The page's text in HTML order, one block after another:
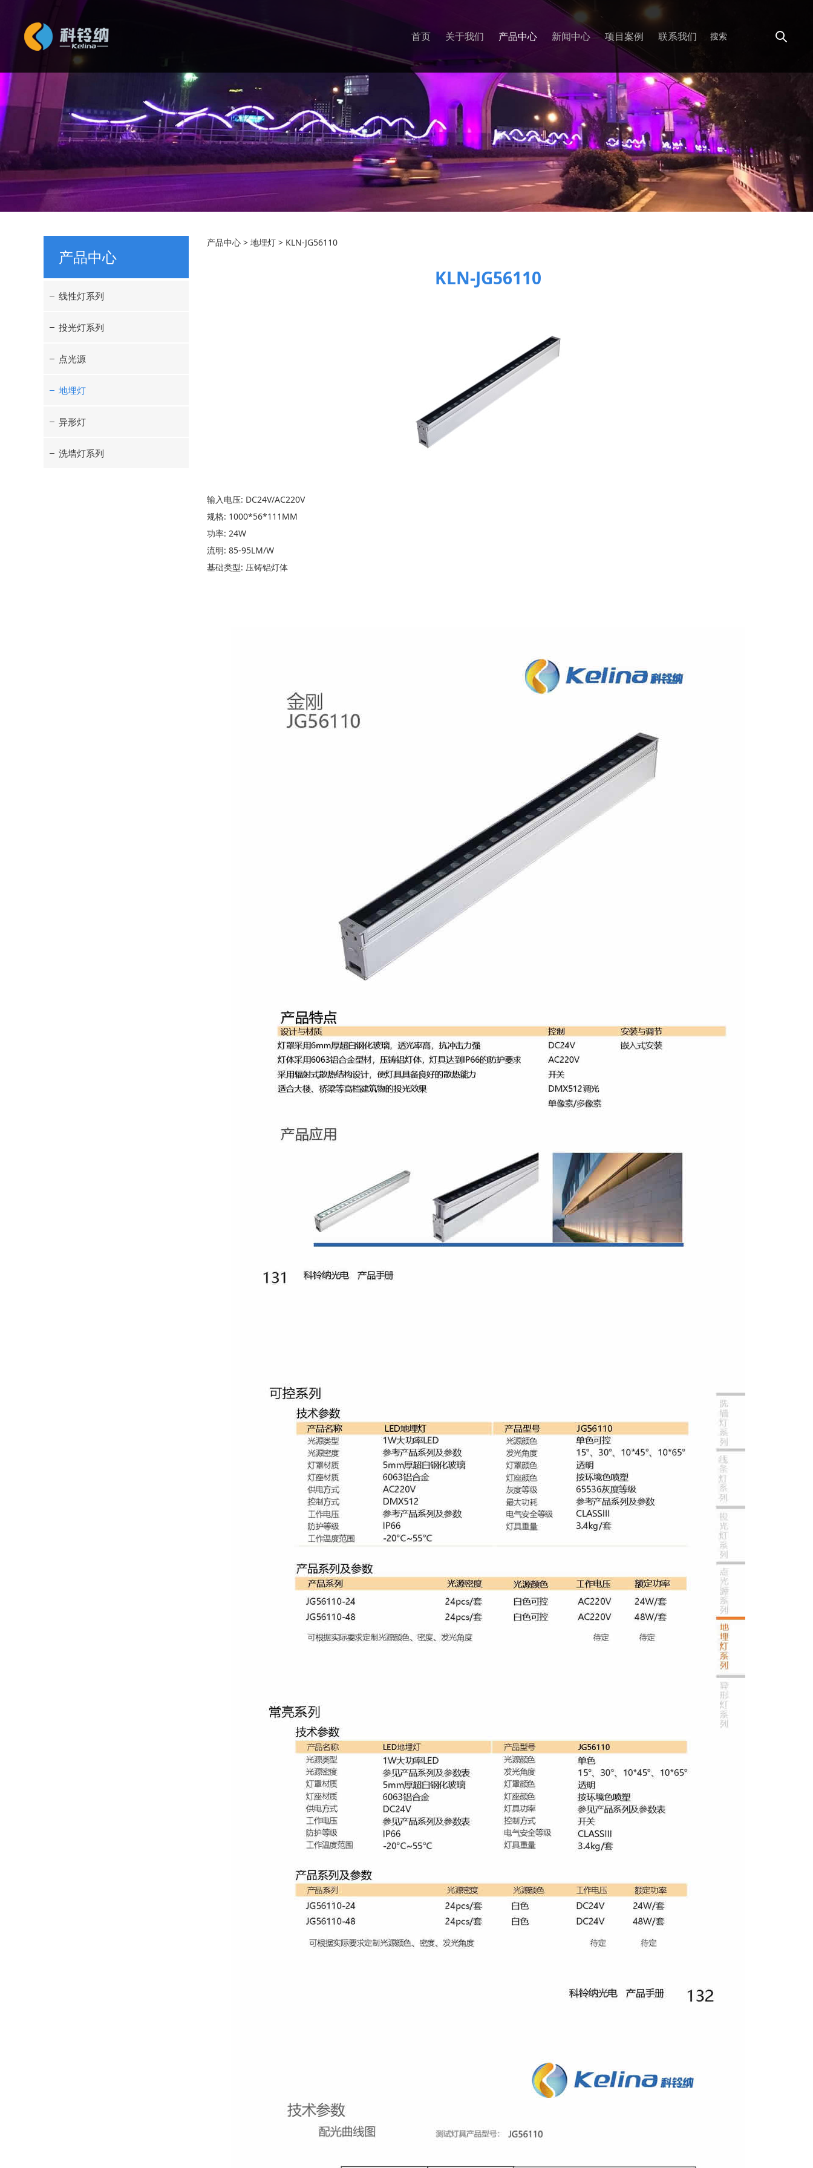
首页 关于我们 产品中心 新闻中心 项目案例 联系我们
产品中心
线性灯系列
投光灯系列
点光源
地埋灯
异形灯
洗墙灯系列
KLN-JG56110
产品中心 > 地埋灯 > KLN-JG56110
KLN-JG56110
输入电压: DC24V/AC220V
规格: 1000*56*111MM
功率: 24W
流明: 85-95LM/W
基础类型: 压铸铝灯体